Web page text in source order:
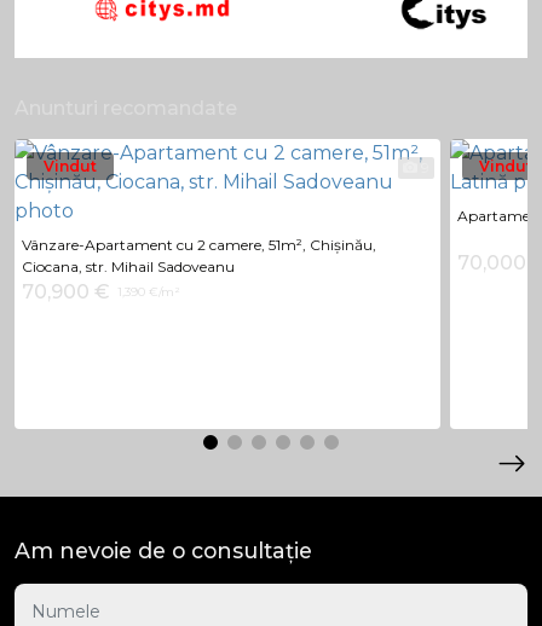
9
Vindut
Vânzare-Apartament cu 2 camere, 51m², Chișinău,
Ciocana, str. Mihail Sadoveanu
70,900 € 1,390 €/m²
Vindut
70,000
Am nevoie de o consultație